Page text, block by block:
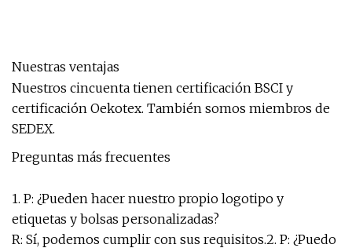
Nuestras ventajas
Nuestros cincuenta tienen certificación BSCI y
certificación Oekotex. También somos miembros de
SEDEX.
Preguntas más frecuentes
1. P: ¿Pueden hacer nuestro propio logotipo y
etiquetas y bolsas personalizadas?
R: Sí, podemos cumplir con sus requisitos.2. P: ¿Puedo